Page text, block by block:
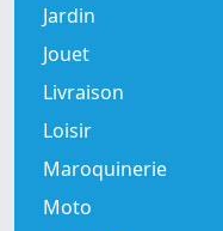
Jardin
Jouet
Livraison
Loisir
Maroquinerie
Moto